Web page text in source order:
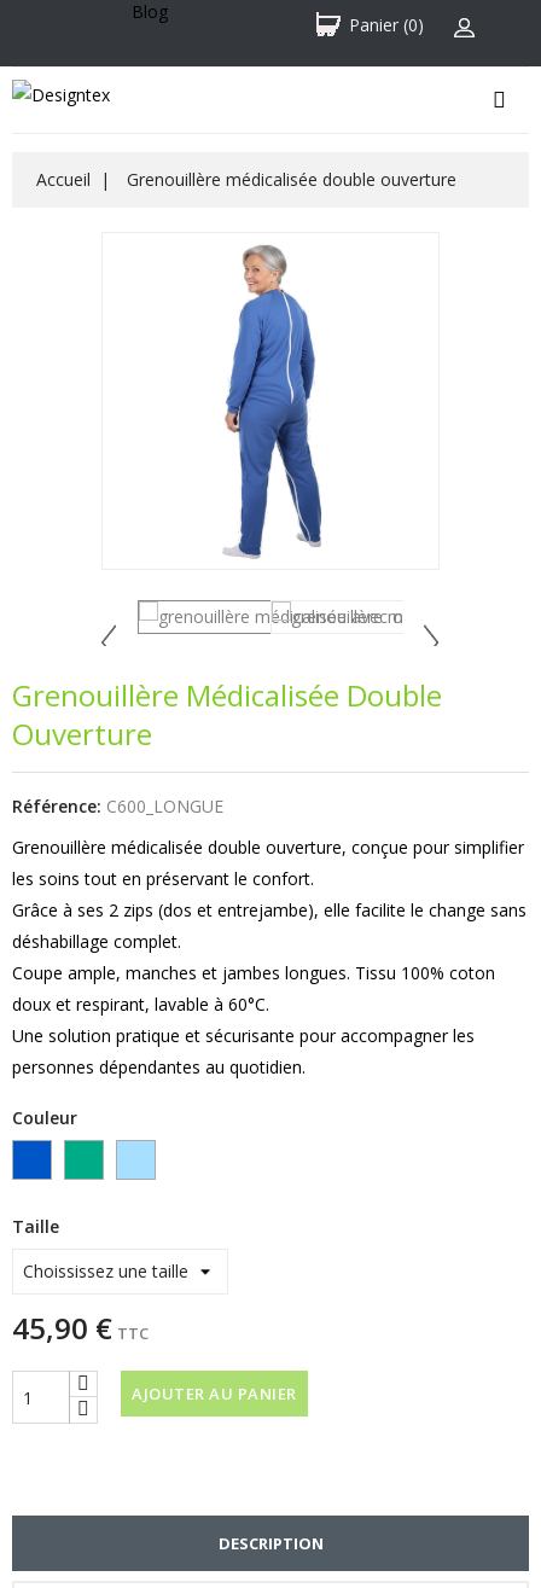
Panier (0)
Blog
Accueil Grenouillère médicalisée double ouverture
Grenouillère Médicalisée Double
Ouverture
Référence: C600_LONGUE
Grenouillère médicalisée double ouverture, conçue pour simplifier
les soins tout en préservant le confort.
Grâce à ses 2 zips (dos et entrejambe), elle facilite le change sans
déshabillage complet.
Coupe ample, manches et jambes longues. Tissu 100% coton
doux et respirant, lavable à 60°C.
Une solution pratique et sécurisante pour accompagner les
personnes dépendantes au quotidien.
Couleur
bleu
roy
vert
BLEU
Taille
45,90 € TTC
AJOUTER AU PANIER
DESCRIPTION